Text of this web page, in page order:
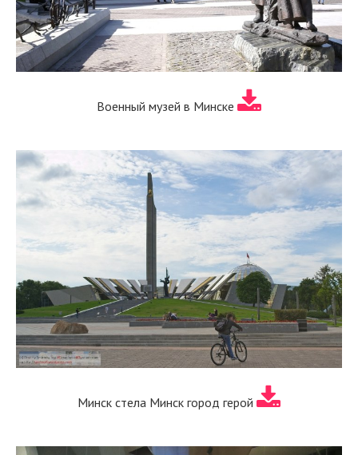
Военный музей в Минске
Минск стела Минск город герой